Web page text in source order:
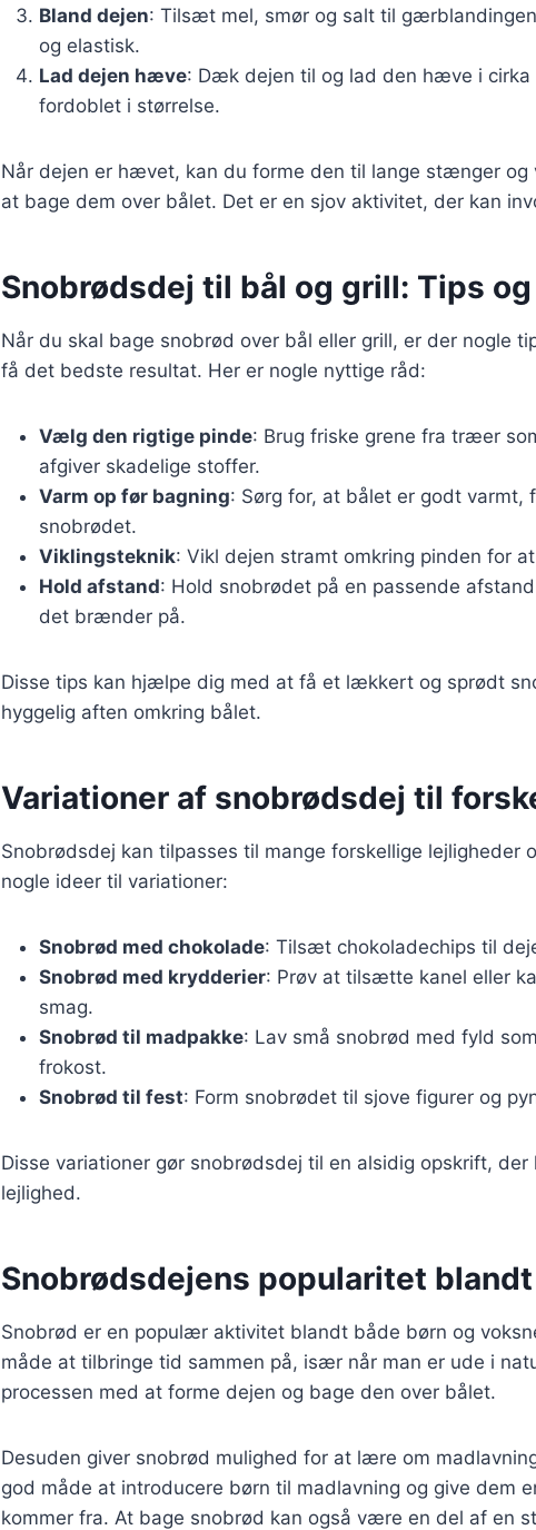
Bland dejen: Tilsæt mel, smør og salt til
og elastisk.
Lad dejen hæve: Dæk dejen til og lad den hæve i
fordoblet i størrelse.
Når dejen er hævet, kan du forme den til lange stænger og
at bage dem over bålet. Det er en sjov aktivitet, der kan
Snobrødsdej til bål og grill: Tips
Når du skal bage snobrød over bål eller grill, er der nogle
få det bedste resultat. Her er nogle nyttige råd:
Vælg den rigtige pinde: Brug friske grene fra træer
afgiver skadelige stoffer.
Varm op før bagning: Sørg for, at bålet er godt varmt,
snobrødet.
Viklingsteknik: Vikl dejen stramt omkring pinden for
Hold afstand: Hold snobrødet på en passende
det brænder på.
Disse tips kan hjælpe dig med at få et lækkert og sprødt
hyggelig aften omkring bålet.
Variationer af snobrødsdej til
Snobrødsdej kan tilpasses til mange forskellige lejligheder
nogle ideer til variationer:
Snobrød med chokolade: Tilsæt chokoladechips til
Snobrød med krydderier: Prøv at tilsætte kanel eller
smag.
Snobrød til madpakke: Lav små snobrød med fyld
frokost.
Snobrød til fest: Form snobrødet til sjove figurer og
Disse variationer gør snobrødsdej til en alsidig opskrift, der
lejlighed.
Snobrødsdejens popularitet
Snobrød er en populær aktivitet blandt både børn og
måde at tilbringe tid sammen på, især når man er ude i
processen med at forme dejen og bage den over bålet.
Desuden giver snobrød mulighed for at lære om
god måde at introducere børn til madlavning og give dem
kommer fra. At bage snobrød kan også være en del af en